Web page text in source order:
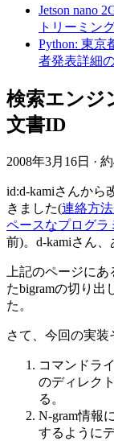
Jetson nano
トリーミン
Python: 東京
者発表詳細
検索エンジ
文書ID
2008年3月16日 ·
id:d-kamiさんから
きました(連絡方
ペースなプログラ
前)。d-kamiさん、
上記のページに
たbigramの切り出
た。
さて、今回の実装
コマンドラ
のディレク
る。
N-gram情報
するように